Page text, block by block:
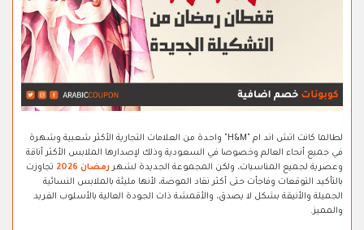
لطالما كانت اتش اند ام "H&M" واحدة من العلامات التجارية الأكثر شعبية وشهرة
في جميع أنحاء العالم وخصوصا في السعودية وذلك لإصدارها الملابس الأكثر أناقة
وعصرية لجميع المناسبات، ولكن المجموعة الجديدة لشهر رمضان 2026
تجاوزت
بالتأكيد التوقعات وفاجأت حتى أكثر نقاد الموضة، لأنها مليئة بالملابس النسائية
الجميلة والأنيقة بشكل لا يصدق، والأقمشة ذات الجودة العالية بالأسلوب الفريد
والمميز.